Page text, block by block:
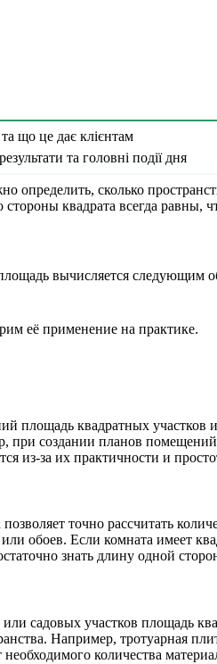
що це дає клієнтам
та головні події дня
определить, сколько
квадрата всегда равны,
вычисляется следующим
её применение на практике.
площадь квадратных участков
при создании планов
из-за их практичности и
точно рассчитать
обоев. Если комната имеет
знать длину одной
садовых участков площадь
Например, тротуарная
количества